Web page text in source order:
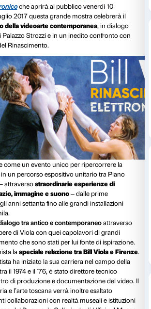
Strozzi è iniziato con il grande
, terminata domenica 22 gennaio,
più visitate di sempre in
la cifra record di 150.000 visitatori,
un grandissimo successo di critica.
ELETTRONICO
il conto alla rovescia per
elettronico che aprirà al pubblico
23 luglio 2017 questa grande mostra
della videoarte contemporanea
di Palazzo Strozzi e in un inedito
del Rinascimento.